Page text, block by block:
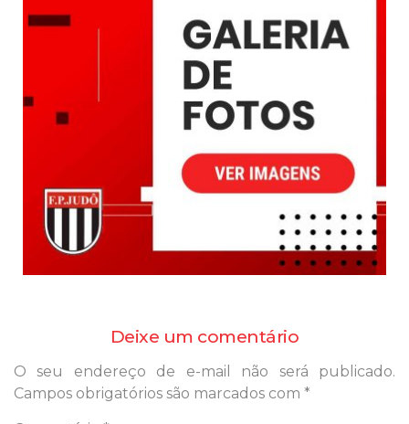
Deixe um comentário
O seu endereço de e-mail não será publicado.
Campos obrigatórios são marcados com *